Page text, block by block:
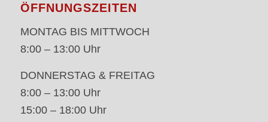
ÖFFNUNGSZEITEN
MONTAG BIS MITTWOCH
8:00 – 13:00 Uhr
DONNERSTAG & FREITAG
8:00 – 13:00 Uhr
15:00 – 18:00 Uhr